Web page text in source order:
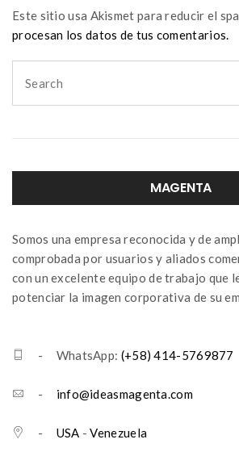
Este sitio usa Akismet para reducir el
procesan los datos de tus comentarios.
for:
MAGENTA
Somos una empresa reconocida y de
comprobada por usuarios y aliados
con un excelente equipo de trabajo que
potenciar la imagen corporativa de su
- WhatsApp: (+58) 414-5769877
- info@ideasmagenta.com
- USA -Venezuela